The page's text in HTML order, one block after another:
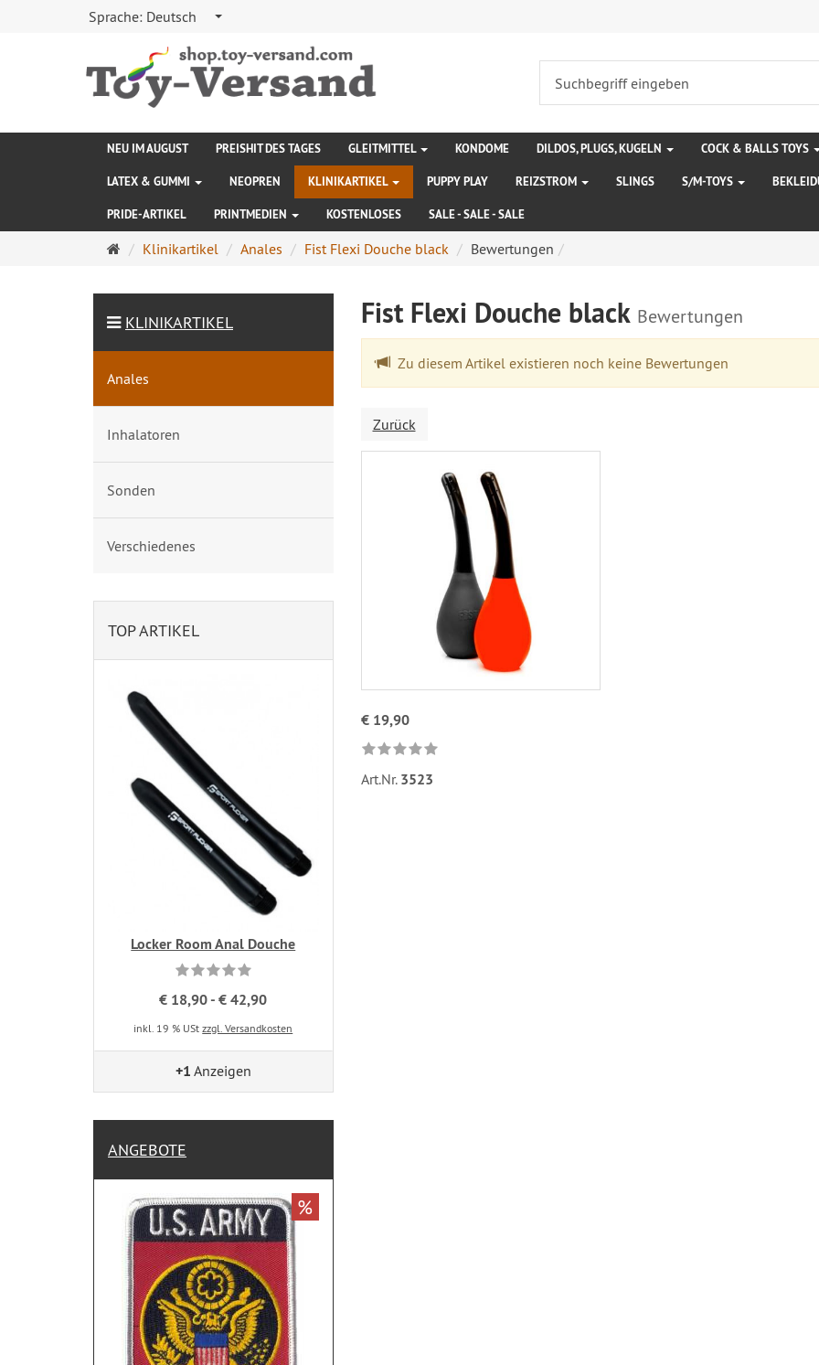
Sprache: Deutsch
NEU IM AUGUST PREISHIT DES TAGES GLEITMITTEL KONDOME DILDOS, PLUGS, KUGELN COCK & BALLS TOYS
LATEX & GUMMI NEOPREN KLINIKARTIKEL PUPPY PLAY REIZSTROM SLINGS S/M-TOYS
PRIDE-ARTIKEL PRINTMEDIEN KOSTENLOSES SALE - SALE - SALE
Startseite
Klinikartikel Anales Fist Flexi Douche black Bewertungen
Fist Flexi Douche black Bewertungen
Zu diesem Artikel existieren noch keine Bewertungen
Zurück
€ 19,90
Art.Nr. 3523
KLINIKARTIKEL
Anales
Inhalatoren
Sonden
Verschiedenes
TOP ARTIKEL
Locker Room Anal Douche
€ 18,90 - € 42,90
inkl. 19 % UStzzgl. Versandkosten
+1 Anzeigen
ANGEBOTE
%